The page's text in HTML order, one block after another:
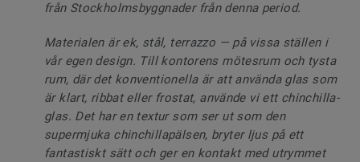
från Stockholmsbyggnader från denna period.
Materialen är ek, stål, terrazzo — på vissa ställen i
vår egen design. Till kontorens mötesrum och tysta
rum, där det konventionella är att använda glas som
är klart, ribbat eller frostat, använde vi ett chinchilla-
glas. Det har en textur som ser ut som den
supermjuka chinchillapälsen, bryter ljus på ett
fantastiskt sätt och ger en kontakt med utrymmet